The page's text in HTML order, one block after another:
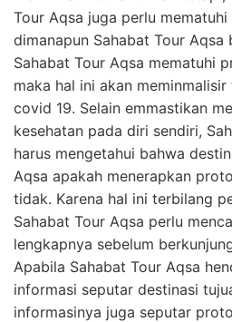
Tour Aqsa juga perlu
dimanapun Sahabat Tour Aqsa
Sahabat Tour Aqsa mematuhi
maka hal ini akan
covid 19. Selain emmastikan
kesehatan pada diri sendiri,
harus mengetahui bahwa
Aqsa apakah menerapkan
tidak. Karena hal ini terbilang
Sahabat Tour Aqsa perlu
lengkapnya sebelum
Apabila Sahabat Tour Aqsa
informasi seputar destinasi
informasinya juga seputar